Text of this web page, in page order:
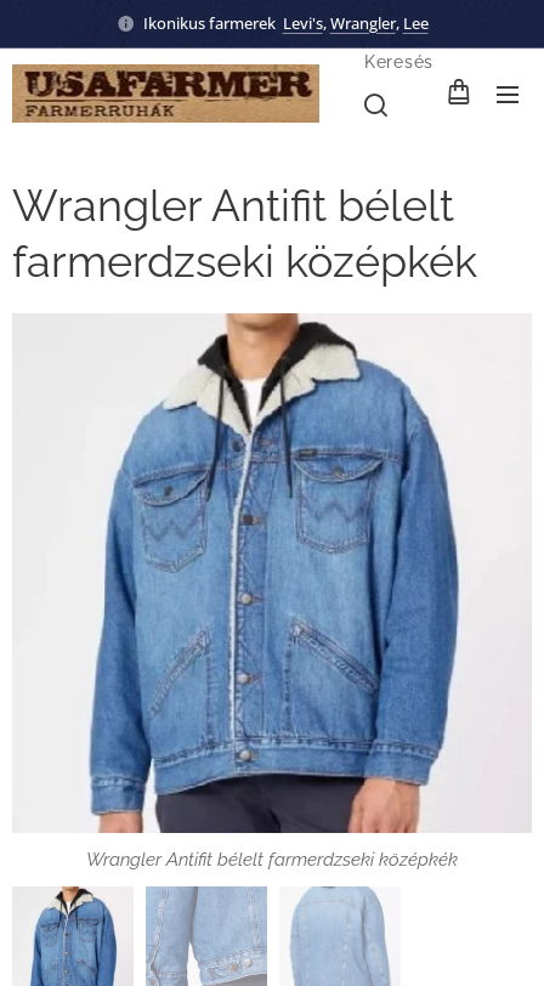
Ikonikus farmerek Levi's,Wrangler, Lee
Keresés
Wrangler Antifit bélelt
farmerdzseki középkék
Wrangler Antifit bélelt farmerdzseki középkék
Wrangler Antifit bélelt farmerdzseki középkék gomb
Wrangler Antifit bélelt farmerdzseki középkék háta